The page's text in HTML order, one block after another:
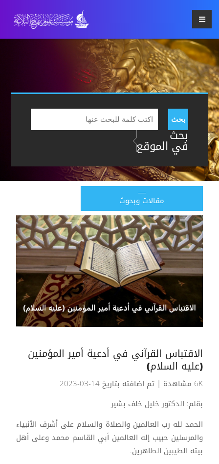
بحث
بحث
في الموقع
مقالات وبحوث
الاقتباس القرآني في أدعية أمير المؤمنين
(عليه السلام)
6K مشاهدة
| تم اضافته بتاريخ 14-03-2023
بقلم: الدكتور خليل خلف بشير
الحمد لله رب العالمين والصلاة والسلام على أشرف الأنبياء
والمرسلين حبيب إله العالمين أبي القاسم محمد وعلى أهل
بيته الطيبين الطاهرين.